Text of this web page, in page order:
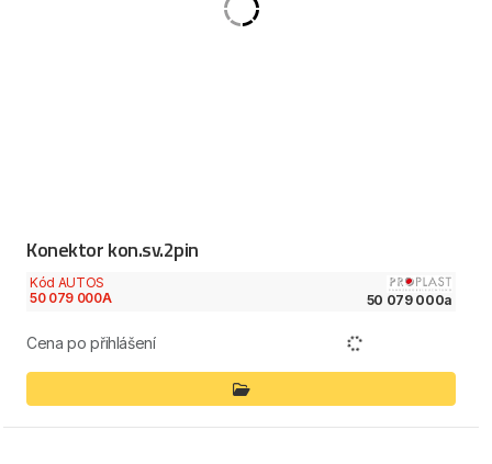
Konektor kon.sv.2pin
Kód AUTOS
50 079 000A
50 079 000a
Cena po přihlášení